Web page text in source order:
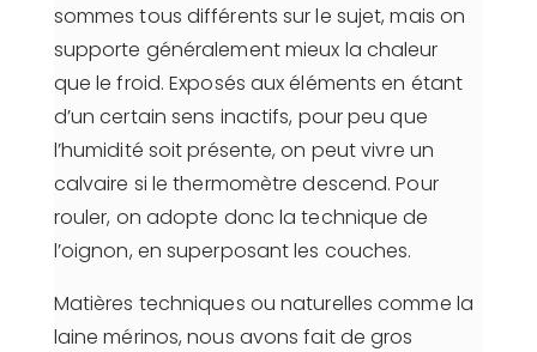
sommes tous différents sur le sujet, mais on
supporte généralement mieux la chaleur
que le froid. Exposés aux éléments en étant
d’un certain sens inactifs, pour peu que
l’humidité soit présente, on peut vivre un
calvaire si le thermomètre descend. Pour
rouler, on adopte donc la technique de
l’oignon, en superposant les couches.
Matières techniques ou naturelles comme la
laine mérinos, nous avons fait de gros